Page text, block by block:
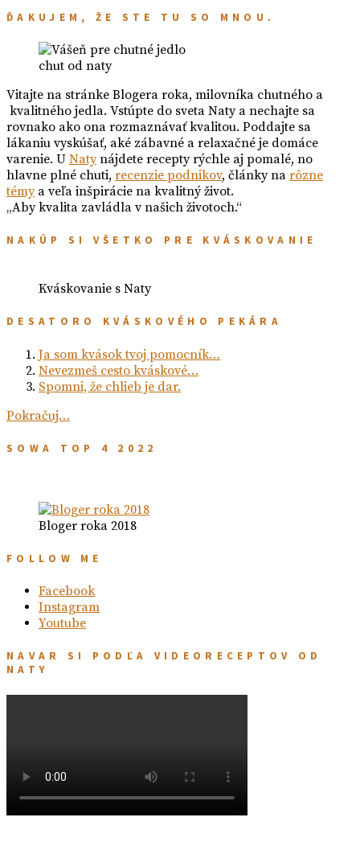
ĎAKUJEM, ŽE STE TU SO MNOU.
chut od naty
Vitajte na stránke Blogera roka, milovníka chutného a
kvalitného jedla. Vstúpte do sveta Naty a nechajte sa
rovnako ako ona rozmaznávať kvalitou. Poddajte sa
lákaniu vyskúšať, aké zábavné a relaxačné je domáce
varenie. U Natynájdete recepty rýchle aj pomalé, no
hlavne plné chuti, recenzie podnikov, články na rôzne
témya veľa inšpirácie na kvalitný život.
„Aby kvalita zavládla v našich životoch.“
NAKÚP SI VŠETKO PRE KVÁSKOVANIE
Kváskovanie s Naty
DESATORO KVÁSKOVÉHO PEKÁRA
Ja som kvások tvoj pomocník…
Nevezmeš cesto kváskové…
Spomni, že chlieb je dar.
Pokračuj…
SOWA TOP 4 2022
Bloger roka 2018
FOLLOW ME
Facebook
Instagram
Youtube
NAVAR SI PODĽA VIDEORECEPTOV OD
NATY